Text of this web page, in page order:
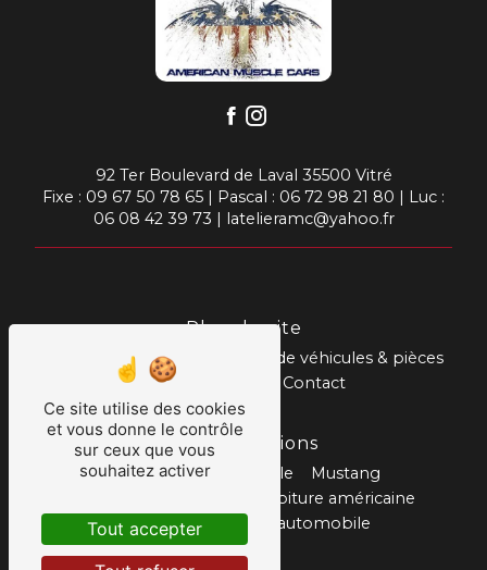
92 Ter Boulevard de Laval 35500 Vitré
Fixe : 09 67 50 78 65 | Pascal : 06 72 98 21 80 | Luc :
06 08 42 39 73 | latelieramc@yahoo.fr
Plan du site
Prestations
Vente de véhicules & pièces
Nos réalisations
Contact
Nos prestations
Réparation automobile
Mustang
Voiture américaine
Muscle car
Garage automobile
Ce site utilise des cookies
et vous donne le contrôle
sur ceux que vous
souhaitez activer
Tout accepter